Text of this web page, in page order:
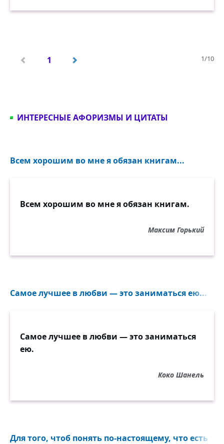
1/10
1
ИНТЕРЕСНЫЕ АФОРИЗМЫ И ЦИТАТЫ
Всем хорошим во мне я обязан книгам...
Всем хорошим во мне я обязан книгам.
Максим Горький
Самое лучшее в любви — это заниматься ею...
Самое лучшее в любви — это заниматься
ею.
Коко Шанель
Для того, чтоб понять по-настоящему, что есть